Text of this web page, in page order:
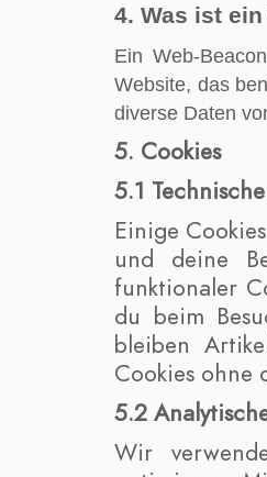
4. Was ist
Ein Web-
Website, das
diverse Daten
5. Cookies
5.1
Einige
und deine
funktionaler
du beim
bleiben
Cookies ohne
5.2
Wir